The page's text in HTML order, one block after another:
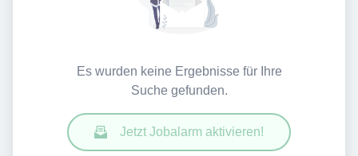
Es wurden keine Ergebnisse für Ihre
Suche gefunden.
Jetzt Jobalarm aktivieren!